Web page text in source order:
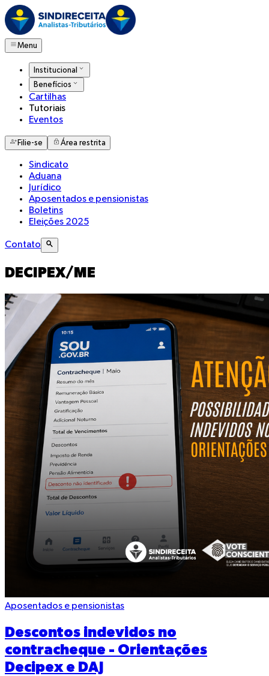
Menu
Institucional
Benefícios
Cartilhas
Tutoriais
Eventos
Filie-se Área restrita
Sindicato
Aduana
Jurídico
Aposentados e pensionistas
Boletins
Eleições 2025
Contato
DECIPEX/ME
Aposentados e pensionistas
Descontos indevidos no
contracheque - Orientações
Decipex e DAJ